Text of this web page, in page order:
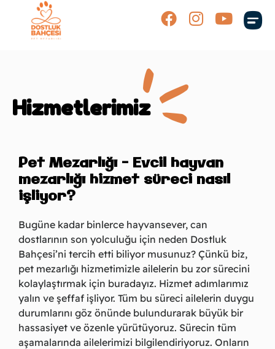
Hizmetlerimiz
Pet Mezarlığı – Evcil hayvan
mezarlığı hizmet süreci nasıl
işliyor?
Bugüne kadar binlerce hayvansever, can
dostlarının son yolculuğu için neden Dostluk
Bahçesi’ni tercih etti biliyor musunuz? Çünkü biz,
pet mezarlığı hizmetimizle ailelerin bu zor sürecini
kolaylaştırmak için buradayız. Hizmet adımlarımız
yalın ve şeffaf işliyor. Tüm bu süreci ailelerin duygu
durumlarını göz önünde bulundurarak büyük bir
hassasiyet ve özenle yürütüyoruz. Sürecin tüm
aşamalarında ailelerimizi bilgilendiriyoruz. Onların